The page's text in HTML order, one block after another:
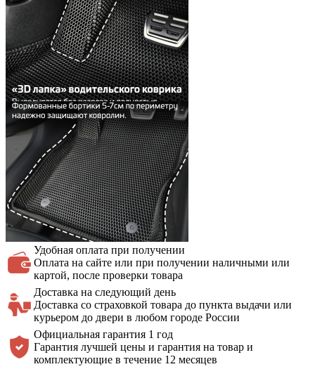
Удобная оплата при получении
Оплата на сайте или при получении наличными или
картой, после проверки товара
Доставка на следующий день
Доставка со страховкой товара до пункта выдачи или
курьером до двери в любом городе России
Официальная гарантия 1 год
Гарантия лучшей цены и гарантия на товар и
комплектующие в течение 12 месяцев